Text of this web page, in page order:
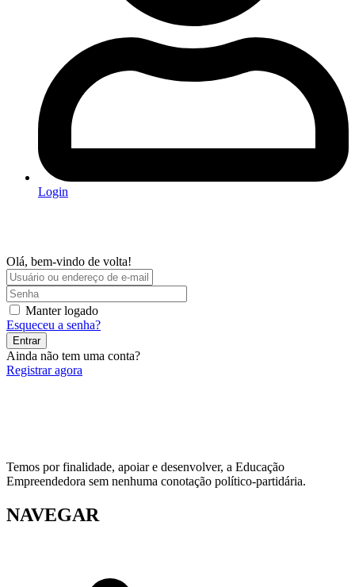
Login
Olá, bem-vindo de volta!
Manter logado
Esqueceu a senha?
Entrar
Ainda não tem uma conta?
Registrar agora
Temos por finalidade, apoiar e desenvolver, a Educação
Empreendedora sem nenhuma conotação político-partidária.
NAVEGAR